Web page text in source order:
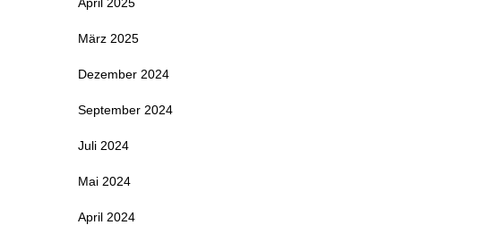
März 2025
Dezember 2024
September 2024
Juli 2024
Mai 2024
April 2024